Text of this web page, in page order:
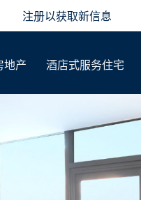
注册以获取新信息
地产 酒店式服务住宅